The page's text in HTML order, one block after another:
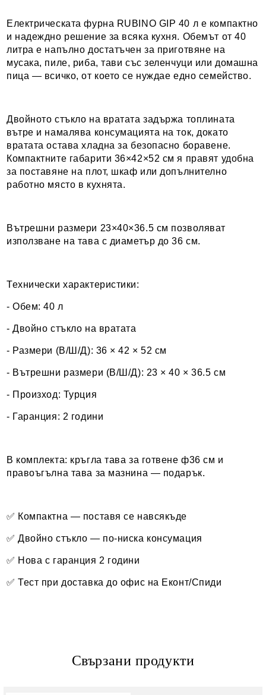
Електрическата фурна RUBINO GIP 40 л е компактно
и надеждно решение за всяка кухня. Обемът от 40
литра е напълно достатъчен за приготвяне на
мусака, пиле, риба, тави със зеленчуци или домашна
пица — всичко, от което се нуждае едно семейство.
Двойното стъкло на вратата задържа топлината
вътре и намалява консумацията на ток, докато
вратата остава хладна за безопасно боравене.
Компактните габарити 36×42×52 см я правят удобна
за поставяне на плот, шкаф или допълнително
работно място в кухнята.
Вътрешни размери 23×40×36.5 см позволяват
използване на тава с диаметър до 36 см.
Технически характеристики:
- Обем: 40 л
- Двойно стъкло на вратата
- Размери (В/Ш/Д): 36 × 42 × 52 см
- Вътрешни размери (В/Ш/Д): 23 × 40 × 36.5 см
- Произход: Турция
- Гаранция: 2 години
В комплекта: кръгла тава за готвене ф36 см и
правоъгълна тава за мазнина — подарък.
✅ Компактна — поставя се навсякъде
✅ Двойно стъкло — по-ниска консумация
✅ Нова с гаранция 2 години
✅ Тест при доставка до офис на Еконт/Спиди
Свързани продукти